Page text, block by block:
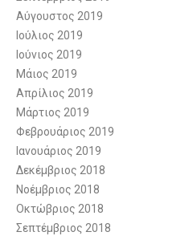
Αύγουστος 2019
Ιούλιος 2019
Ιούνιος 2019
Μάιος 2019
Απρίλιος 2019
Μάρτιος 2019
Φεβρουάριος 2019
Ιανουάριος 2019
Δεκέμβριος 2018
Νοέμβριος 2018
Οκτώβριος 2018
Σεπτέμβριος 2018